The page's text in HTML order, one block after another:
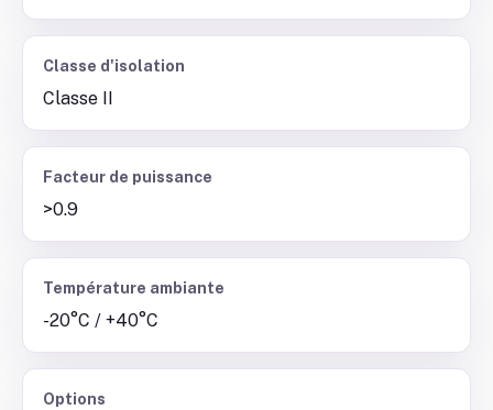
Classe d'isolation
Classe II
Facteur de puissance
>0.9
Température ambiante
-20°C / +40°C
Options